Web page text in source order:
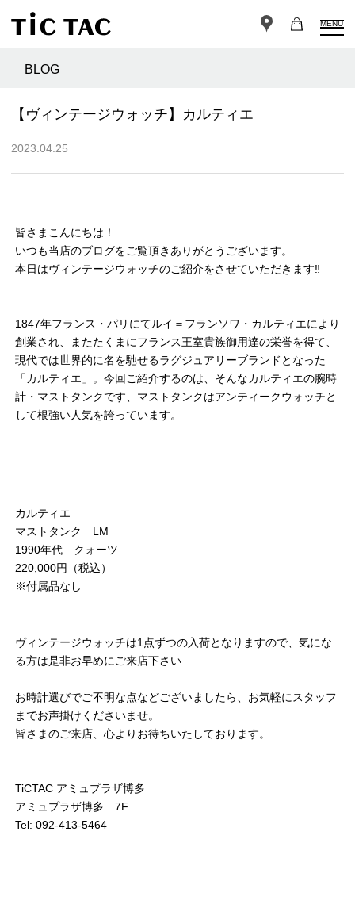
MENU
BLOG
【ヴィンテージウォッチ】カルティエ
2023.04.25
皆さまこんにちは！
いつも当店のブログをご覧頂きありがとうございます。
本日はヴィンテージウォッチのご紹介をさせていただきます‼︎
1847年フランス・パリにてルイ＝フランソワ・カルティエにより
創業され、またたくまにフランス王室貴族御用達の栄誉を得て、
現代では世界的に名を馳せるラグジュアリーブランドとなった
「カルティエ」。今回ご紹介するのは、そんなカルティエの腕時
計・マストタンクです、マストタンクはアンティークウォッチと
して根強い人気を誇っています。
カルティエ
マストタンク LM
1990年代 クォーツ
220,000円（税込）
※付属品なし
ヴィンテージウォッチは1点ずつの入荷となりますので、気にな
る方は是非お早めにご来店下さい
お時計選びでご不明な点などございましたら、お気軽にスタッフ
までお声掛けくださいませ。
皆さまのご来店、心よりお待ちいたしております。
TiCTAC アミュプラザ博多
アミュプラザ博多 7F
Tel: 092-413-5464